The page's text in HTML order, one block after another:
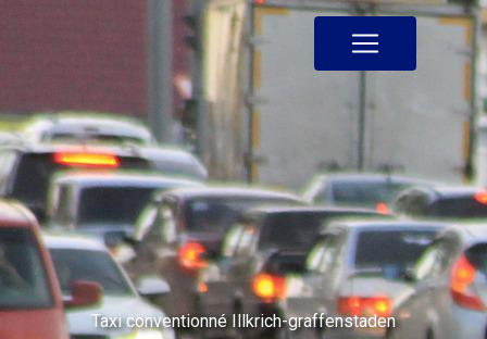
Taxi conventionné Illkrich-graffenstaden
Panneau de gestion des cookies